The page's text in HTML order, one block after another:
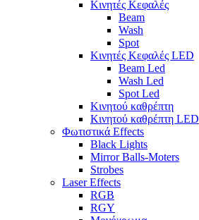
Κινητές Κεφαλές
Beam
Wash
Spot
Κινητές Κεφαλές LED
Beam Led
Wash Led
Spot Led
Κινητού καθρέπτη
Κινητού καθρέπτη LED
Φωτιστικά Effects
Black Lights
Mirror Balls-Moters
Strobes
Laser Effects
RGB
RGY